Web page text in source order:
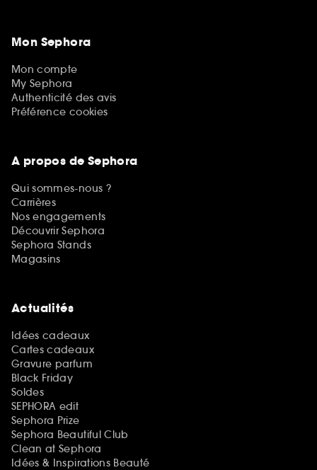
Mon Sephora
Mon compte
My Sephora
Authenticité des avis
Préférence cookies
A propos de Sephora
Qui sommes-nous ?
Carrières
Nos engagements
Découvrir Sephora
Sephora Stands
Magasins
Actualités
Idées cadeaux
Cartes cadeaux
Gravure parfum
Black Friday
Soldes
SEPHORA edit
Sephora Prize
Sephora Beautiful Club
Clean at Sephora
Idées & Inspirations Beauté